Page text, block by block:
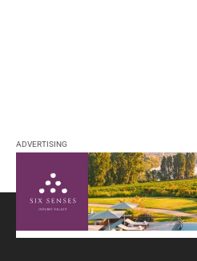
ADVERTISING